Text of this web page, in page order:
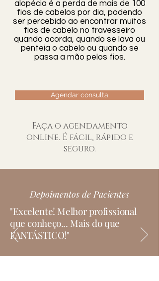
sensibilidade individual do
paciente.
biópsia. O laboratório analisará a
amostra de tecido para
determinar se há alguma
anormalidade, como células
cancerosas, e fornecerá um
alopécia é a perda de mais de 100
fios de cabelos por dia, podendo
ser percebido ao encontrar muitos
fios de cabelo no travesseiro
quando acorda, quando se lava ou
penteia o cabelo ou quando se
passa a mão pelos fios.
Agendar consulta
Faça o agendamento
online. É fácil, rápido e
seguro.
Depoimentos de Pacientes
"Excelente! Melhor profissional
que conheço... Mais do que
FANTÁSTICO!"